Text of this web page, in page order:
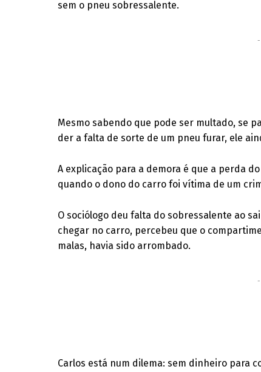
sem o pneu sobressalente.
-
Mesmo sabendo que pode ser multado, se
der a falta de sorte de um pneu furar, ele
A explicação para a demora é que a perda
quando o dono do carro foi vítima de um
O sociólogo deu falta do sobressalente ao
chegar no carro, percebeu que o
malas, havia sido arrombado.
-
Carlos está num dilema: sem dinheiro para